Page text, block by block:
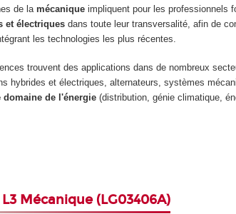
de lamécanique impliquent pour les professionnels
et électriques dans toute leur transversalité, afin de
les technologies les plus récentes.
trouvent des applications dans de nombreux
hybrides et électriques, alternateurs, systèmes
domaine de l'énergie (distribution, génie climatique,
Mécanique (LG03406A)